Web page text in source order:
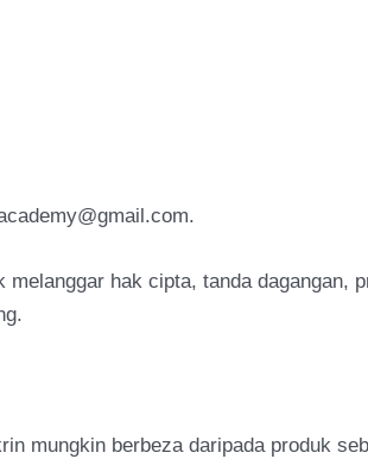
hak cipta, tanda dagangan,
mungkin berbeza daripada produk